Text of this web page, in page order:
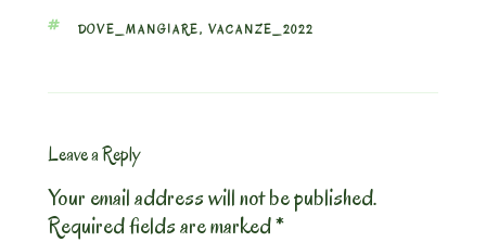
TAGS
DOVE_MANGIARE, VACANZE_2022
Leave a Reply
Your email address will not be published.
Required fields are marked*